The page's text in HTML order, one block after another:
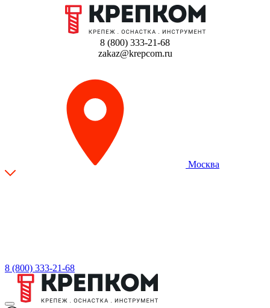
8 (800) 333-21-68
zakaz@krepcom.ru
Москва
8 (800) 333-21-68